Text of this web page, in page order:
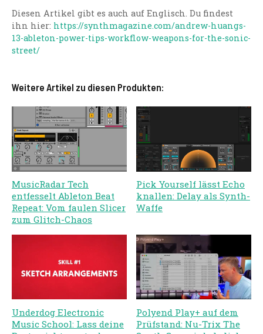
Diesen Artikel gibt es auch auf Englisch. Du findest
ihn hier: https://synthmagazine.com/andrew-huangs-
13-ableton-power-tips-workflow-weapons-for-the-sonic-
street/
Weitere Artikel zu diesen Produkten:
MusicRadar Tech
entfesselt Ableton Beat
Repeat: Vom faulen Slicer
zum Glitch-Chaos
Pick Yourself lässt Echo
knallen: Delay als Synth-
Waffe
Underdog Electronic
Music School: Lass deine
Polyend Play+ auf dem
Prüfstand: Nu-Trix The